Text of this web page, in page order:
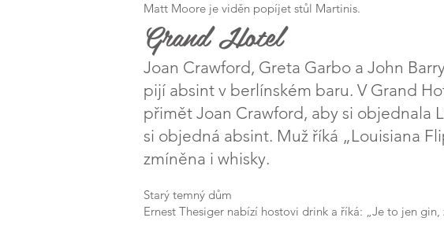
Matt Moore je viděn popíjet stůl Martinis.
Grand Hotel
Joan Crawford, Greta Garbo a John
pijí absint v berlínském baru. V Grand
přimět Joan Crawford, aby si objednala
si objedná absint. Muž říká „Louisiana
zmíněna i whisky.
Starý temný dům
Ernest Thesiger nabízí hostovi drink a říká: „Je to jen